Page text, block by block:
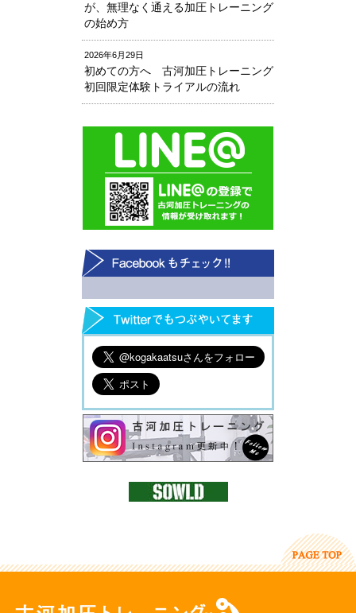
が、無理なく通える加圧トレーニング
の始め方
2026年6月29日
初めての方へ 古河加圧トレーニング
初回限定体験トライアルの流れ